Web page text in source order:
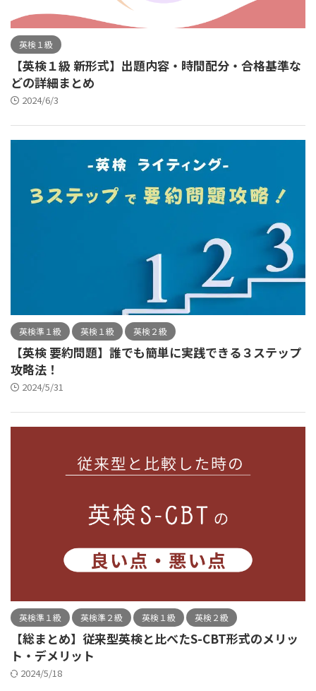
英検１級
【英検１級 新形式】出題内容・時間配分・合格基準な
どの詳細まとめ
2024/6/3
英検準１級 英検１級 英検２級
【英検 要約問題】誰でも簡単に実践できる３ステップ
攻略法！
2024/5/31
英検準１級 英検準２級 英検１級 英検２級
【総まとめ】従来型英検と比べたS-CBT形式のメリッ
ト・デメリット
2024/5/18